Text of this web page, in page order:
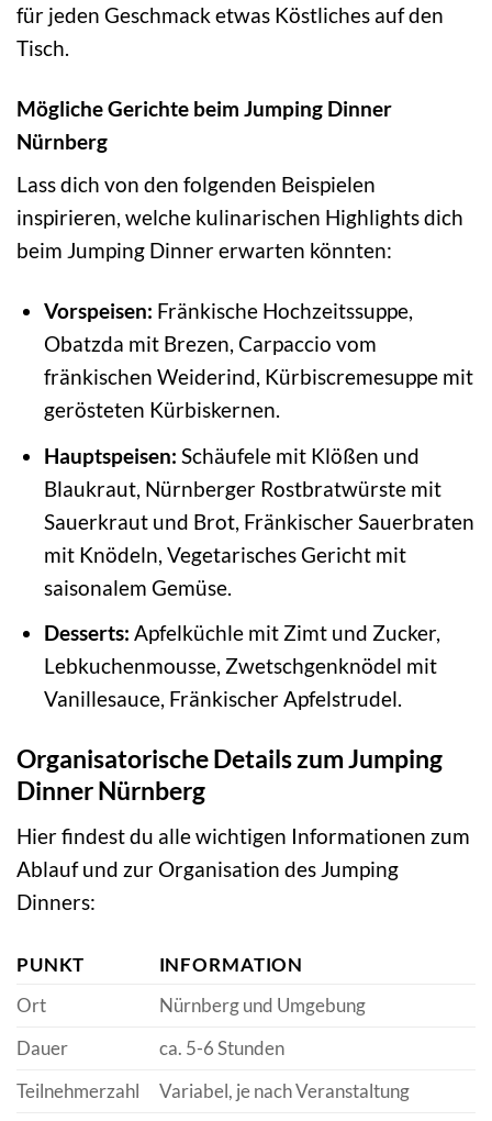
für jeden Geschmack etwas Köstliches auf den
Tisch.
Mögliche Gerichte beim Jumping Dinner
Nürnberg
Lass dich von den folgenden Beispielen
inspirieren, welche kulinarischen Highlights dich
beim Jumping Dinner erwarten könnten:
Vorspeisen: Fränkische Hochzeitssuppe,
Obatzda mit Brezen, Carpaccio vom
fränkischen Weiderind, Kürbiscremesuppe mit
gerösteten Kürbiskernen.
Hauptspeisen: Schäufele mit Klößen und
Blaukraut, Nürnberger Rostbratwürste mit
Sauerkraut und Brot, Fränkischer Sauerbraten
mit Knödeln, Vegetarisches Gericht mit
saisonalem Gemüse.
Desserts: Apfelküchle mit Zimt und Zucker,
Lebkuchenmousse, Zwetschgenknödel mit
Vanillesauce, Fränkischer Apfelstrudel.
Organisatorische Details zum Jumping
Dinner Nürnberg
Hier findest du alle wichtigen Informationen zum
Ablauf und zur Organisation des Jumping
Dinners:
PUNKT
INFORMATION
Ort
Nürnberg und Umgebung
Dauer
ca. 5-6 Stunden
Teilnehmerzahl
Variabel, je nach Veranstaltung